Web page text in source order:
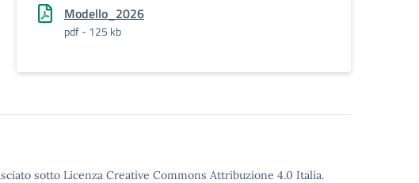
Modello_2026
pdf - 125 kb
sotto Licenza Creative Commons Attribuzione 4.0 Italia.